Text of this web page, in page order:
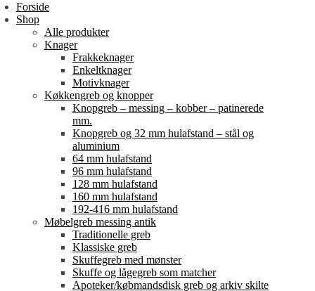
Forside
Shop
Alle produkter
Knager
Frakkeknager
Enkeltknager
Motivknager
Køkkengreb og knopper
Knopgreb – messing – kobber – patinerede
mm.
Knopgreb og 32 mm hulafstand – stål og
aluminium
64 mm hulafstand
96 mm hulafstand
128 mm hulafstand
160 mm hulafstand
192-416 mm hulafstand
Møbelgreb messing antik
Traditionelle greb
Klassiske greb
Skuffegreb med mønster
Skuffe og lågegreb som matcher
Apoteker/købmandsdisk greb og arkiv skilte